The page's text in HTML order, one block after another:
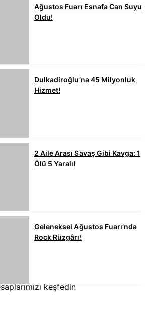
Ağustos Fuarı Esnafa Can Suyu
Oldu!
Dulkadiroğlu’na 45 Milyonluk
Hizmet!
2 Aile Arası Savaş Gibi Kavga: 1
Ölü 5 Yaralı!
Geleneksel Ağustos Fuarı’nda
Rock Rüzgârı!
keşfedin